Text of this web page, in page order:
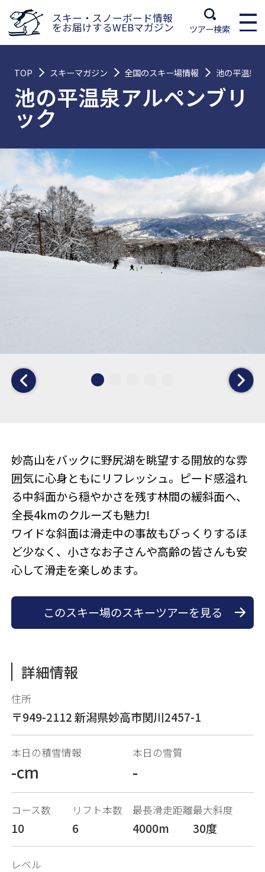
スキー・スノーボード情報
をお届けするWEBマガジン ツアー検索
TOP スキーマガジン 全国のスキー場情報 池の平温泉
池の平温泉アルペンブリ
ック
妙高山をバックに野尻湖を眺望する開放的な雰
囲気に心身ともにリフレッシュ。ピード感溢れ
る中斜面から穏やかさを残す林間の緩斜面へ、
全長4kmのクルーズも魅力!
ワイドな斜面は滑走中の事故もびっくりするほ
ど少なく、小さなお子さんや高齢の皆さんも安
心して滑走を楽しめます。
このスキー場のスキーツアーを見る
詳細情報
住所
〒949-2112 新潟県妙高市関川2457-1
本日の積雪情報
-cm
本日の雪質
-
コース数
10
リフト本数
6
最長滑走距離
4000m
最大斜度
30度
レベル